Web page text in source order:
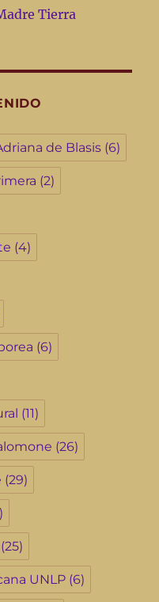
Tierra
de Blasis (6)
(2)
(4)
(6)
(11)
(26)
(29)
(25)
UNLP (6)